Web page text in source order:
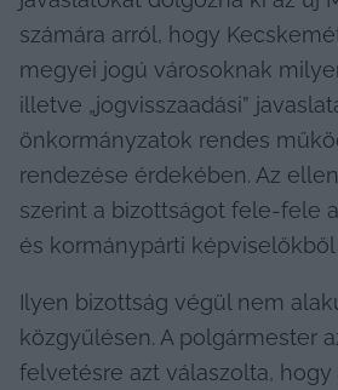
számára arról, hogy
megyei jogú városoknak
illetve „jogvisszaadási”
önkormányzatok rendes
rendezése érdekében. Az
szerint a bizottságot fele-fele
és kormánypárti
Ilyen bizottság végül nem
közgyűlésen. A polgármester
felvetésre azt válaszolta, hogy